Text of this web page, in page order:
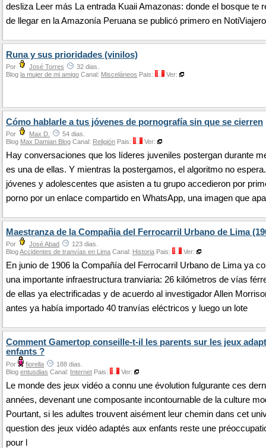
desliza Leer más La entrada Kuaii Amazonas: donde el bosque te
de llegar en la Amazonía Peruana se publicó primero en
Runa y sus prioridades (vinilos)
Por José Torres
32 dias.
Blog la mujer de mi amigo Canal: Misceláneos Pais: Ver:
Cómo hablarle a tus jóvenes de pornografía sin que se cierren
Por Max D.
54 dias.
Blog Max Damian Blog Canal: Religión Pais: Ver:
Hay conversaciones que los líderes juveniles postergan durante
es una de ellas. Y mientras la postergamos, el algoritmo no
jóvenes y adolescentes que asisten a tu grupo accedieron por
porno por un enlace compartido en WhatsApp, una imagen que
Maestranza de la Compañia del Ferrocarril Urbano de Lima
Por José Abad
123 dias.
BlogAccidentes de tranvías en Lima Canal: Historia Pais: Ver:
En junio de 1906 la Compañía del Ferrocarril Urbano de Lima ya
una importante infraestructura tranviaria: 26 kilómetros de vías
de ellas ya electrificadas y de acuerdo al investigador Allen
antes ya había importado 40 tranvías eléctricos y luego un lote
Comment Gamertop conseille-t-il les parents sur les jeux
enfants ?
Por fiorella
188 dias.
Blog entusdias Canal: Internet Pais: Ver:
Le monde des jeux vidéo a connu une évolution fulgurante ces
années, devenant une composante incontournable de la culture
Pourtant, si les adultes trouvent aisément leur chemin dans cet
question des jeux vidéo adaptés aux enfants reste une
pour l